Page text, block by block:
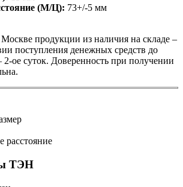
(М/Ц): 73+/-5 мм
продукции из наличия на складе –
поступления денежных средств до
2-ое суток. Доверенность при получении
расстояние
ТЭН